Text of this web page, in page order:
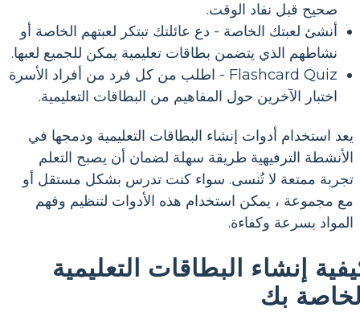
صحيح قبل نفاد الوقت.
أنشئ لعبتك الخاصة - دع عائلتك تبتكر لعبتهم الخاصة أو
نشاطهم الذي يتضمن بطاقات تعليمية يمكن للجميع لعبها.
Flashcard Quiz - اطلب من كل فرد من أفراد الأسرة
اختبار الآخرين حول المفاهيم من البطاقات التعليمية.
يعد استخدام أدوات إنشاء البطاقات التعليمية ودمجها في
الأنشطة الترفيهية طريقة سهلة لضمان أن يصبح التعلم
تجربة ممتعة لا تُنسى. سواء كنت تدرس بشكل مستقل أو
مع مجموعة ، يمكن استخدام هذه الأدوات لتنظيم وفهم
المواد بسرعة وكفاءة.
إنشاء البطاقات التعليمية
بك